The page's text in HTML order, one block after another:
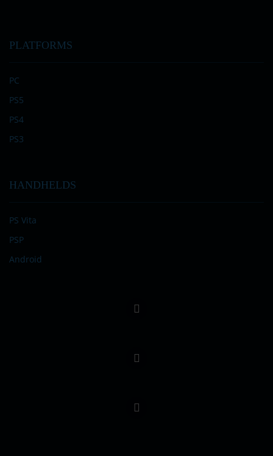
PLATFORMS
PC
PS5
PS4
PS3
HANDHELDS
PS Vita
PSP
Android